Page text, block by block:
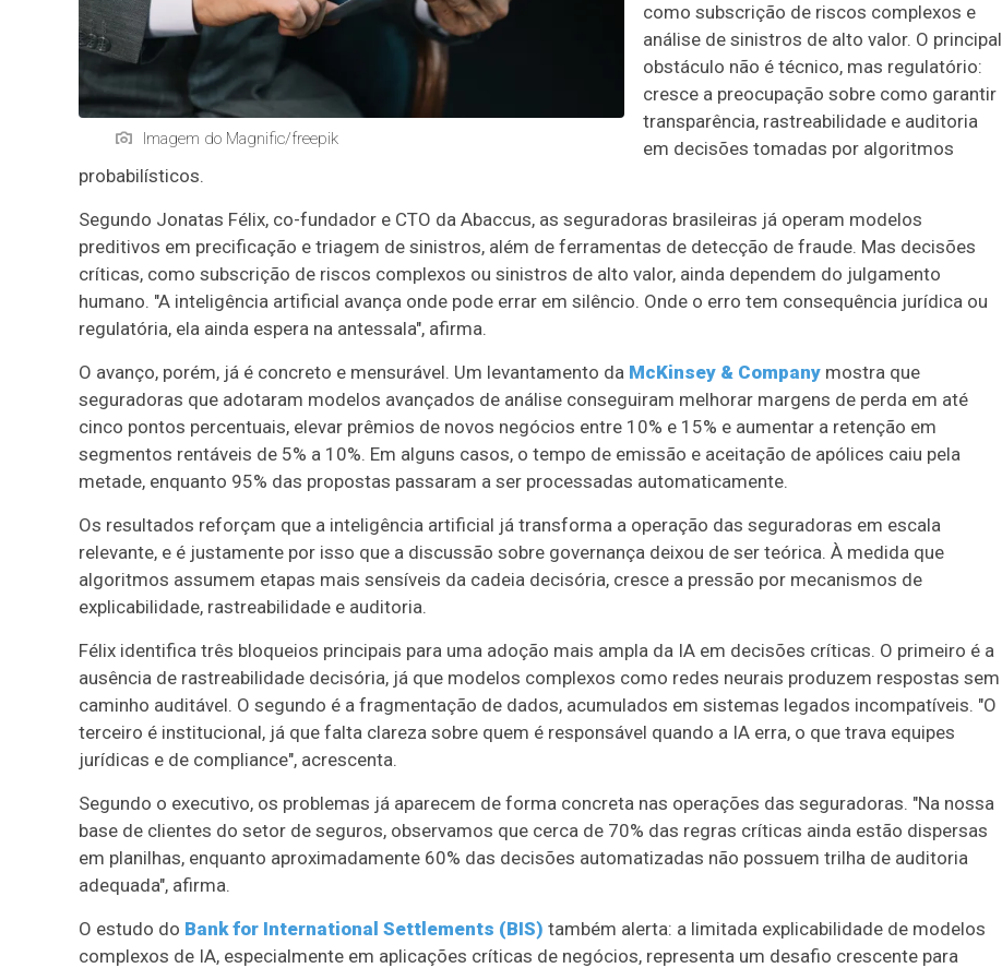
Imagem do Magnific/freepik
como subscrição de riscos complexos e
análise de sinistros de alto valor. O principal
obstáculo não é técnico, mas regulatório:
cresce a preocupação sobre como garantir
transparência, rastreabilidade e auditoria
em decisões tomadas por algoritmos
probabilísticos.
Segundo Jonatas Félix, co-fundador e CTO da Abaccus, as seguradoras brasileiras já operam modelos
preditivos em precificação e triagem de sinistros, além de ferramentas de detecção de fraude. Mas decisões
críticas, como subscrição de riscos complexos ou sinistros de alto valor, ainda dependem do julgamento
humano. "A inteligência artificial avança onde pode errar em silêncio. Onde o erro tem consequência jurídica ou
regulatória, ela ainda espera na antessala", afirma.
O avanço, porém, já é concreto e mensurável. Um levantamento da McKinsey & Company mostra que
seguradoras que adotaram modelos avançados de análise conseguiram melhorar margens de perda em até
cinco pontos percentuais, elevar prêmios de novos negócios entre 10% e 15% e aumentar a retenção em
segmentos rentáveis de 5% a 10%. Em alguns casos, o tempo de emissão e aceitação de apólices caiu pela
metade, enquanto 95% das propostas passaram a ser processadas automaticamente.
Os resultados reforçam que a inteligência artificial já transforma a operação das seguradoras em escala
relevante, e é justamente por isso que a discussão sobre governança deixou de ser teórica. À medida que
algoritmos assumem etapas mais sensíveis da cadeia decisória, cresce a pressão por mecanismos de
explicabilidade, rastreabilidade e auditoria.
Félix identifica três bloqueios principais para uma adoção mais ampla da IA em decisões críticas. O primeiro é a
ausência de rastreabilidade decisória, já que modelos complexos como redes neurais produzem respostas sem
caminho auditável. O segundo é a fragmentação de dados, acumulados em sistemas legados incompatíveis. "O
terceiro é institucional, já que falta clareza sobre quem é responsável quando a IA erra, o que trava equipes
jurídicas e de compliance", acrescenta.
Segundo o executivo, os problemas já aparecem de forma concreta nas operações das seguradoras. "Na nossa
base de clientes do setor de seguros, observamos que cerca de 70% das regras críticas ainda estão dispersas
em planilhas, enquanto aproximadamente 60% das decisões automatizadas não possuem trilha de auditoria
adequada", afirma.
O estudo do Bank for International Settlements (BIS) também alerta: a limitada explicabilidade de modelos
complexos de IA, especialmente em aplicações críticas de negócios, representa um desafio crescente para